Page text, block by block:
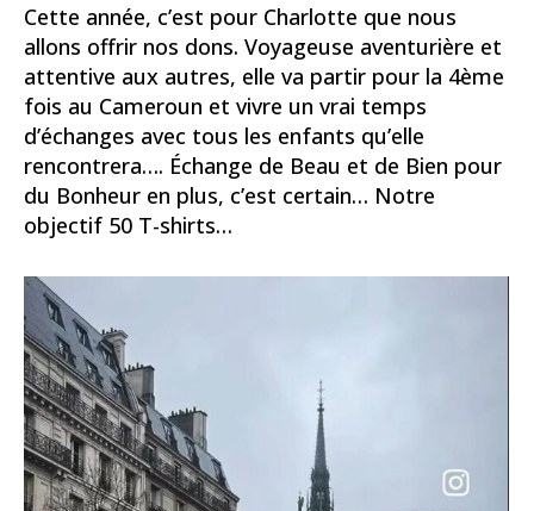
Cette année, c’est pour Charlotte que nous
allons offrir nos dons. Voyageuse aventurière et
attentive aux autres, elle va partir pour la 4ème
fois au Cameroun et vivre un vrai temps
d’échanges avec tous les enfants qu’elle
rencontrera…. Échange de Beau et de Bien pour
du Bonheur en plus, c’est certain… Notre
objectif 50 T-shirts…